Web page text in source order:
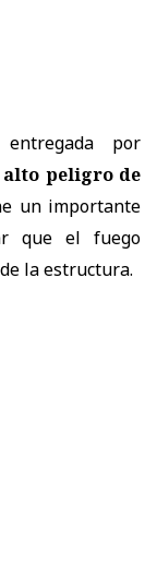
por
peligro de
un importante
que el fuego
la estructura.